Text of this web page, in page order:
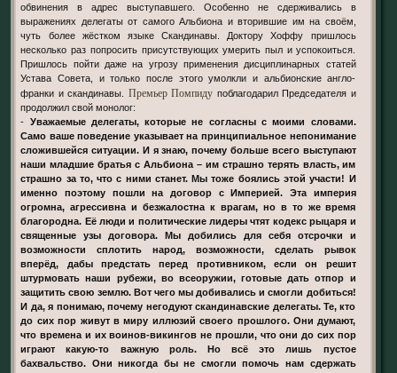
обвинения в адрес выступавшего. Особенно не сдерживались в
выражениях делегаты от самого Альбиона и вторившие им на своём,
чуть более жёстком языке Скандинавы. Доктору Хоффу пришлось
несколько раз попросить присутствующих умерить пыл и успокоиться.
Пришлось пойти даже на угрозу применения дисциплинарных статей
Устава Совета, и только после этого умолкли и альбионские англо-
франки и скандинавы. Премьер Помпиду поблагодарил Председателя и
продолжил свой монолог:
- Уважаемые делегаты, которые не согласны с моими словами.
Само ваше поведение указывает на принципиальное непонимание
сложившейся ситуации. И я знаю, почему больше всего выступают
наши младшие братья с Альбиона – им страшно терять власть, им
страшно за то, что с ними станет. Мы тоже боялись этой участи! И
именно поэтому пошли на договор с Империей. Эта империя
огромна, агрессивна и безжалостна к врагам, но в то же время
благородна. Её люди и политические лидеры чтят кодекс рыцаря и
священные узы договора. Мы добились для себя отсрочки и
возможности сплотить народ, возможности, сделать рывок
вперёд, дабы предстать перед противником, если он решит
штурмовать наши рубежи, во всеоружии, готовые дать отпор и
защитить свою землю. Вот чего мы добивались и смогли добиться!
И да, я понимаю, почему негодуют скандинавские делегаты. Те, кто
до сих пор живут в миру иллюзий своего прошлого. Они думают,
что времена и их воинов-викингов не прошли, что они до сих пор
играют какую-то важную роль. Но всё это лишь пустое
бахвальство. Они никогда бы не смогли помочь нам сдержать